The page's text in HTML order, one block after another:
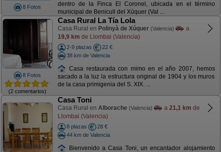
8 Fotos
dentro de la Finca El Coronel, ubicada en el término
municipal de Benicull del Xúquer (Val ...
8 Fotos
(2 comentarios)
Casa Rural La Tía Lola
Casa Rural en Polinyà de Xúquer (Valencia)
a
19,9 km de Llombai (Valencia)
2-9 plazas
22 €
38 km de Valencia
Casa restaurada con mimo en el año 2007, hemos
sacado a la luz la estructura original de 1904 y los muros
de la casa primigenia del S. XIX. ...
Casa Toni
Casa Rural en Alborache (Valencia) a 21,1 km de
Llombai (Valencia)
8 plazas
28 €
44 km de Valencia
Bienvenido a Casa Toni, un encantador alojamiento